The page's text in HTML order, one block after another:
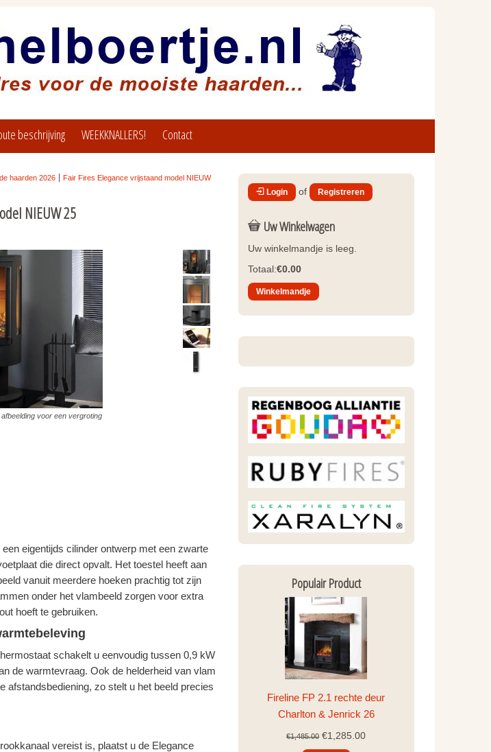
beschrijving WEEKKNALLERS! Contact
haarden 2026
Fair Fires Elegance vrijstaand model NIEUW
NIEUW 25
voor een vergroting
eigentijds cilinder ontwerp met een zwarte
die direct opvalt. Het toestel heeft aan
vanuit meerdere hoeken prachtig tot zijn
onder het vlambeeld zorgen voor extra
hoeft te gebruiken.
schakelt u eenvoudig tussen 0,9 kW
de warmtevraag. Ook de helderheid van vlam
afstandsbediening, zo stelt u het beeld precies
vereist is, plaatst u de Elegance
Login of Registreren
Uw Winkelwagen
Uw winkelmandje is leeg.
Totaal:€0.00
Winkelmandje
Populair Product
Fireline FP 2.1 rechte deur
Charlton & Jenrick 26
€1,485.00 €1,285.00